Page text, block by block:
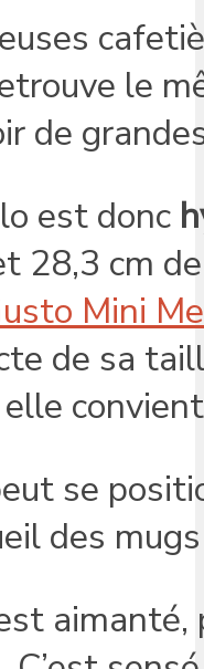
le
de
est donc
28,3 cm
Mini Me
de sa
elle
se
des
aimanté,